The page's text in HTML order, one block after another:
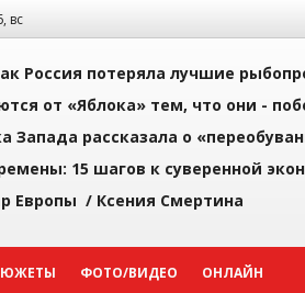
вс
Россия потеряла лучшие
от «Яблока» тем, что они -
Запада рассказала о
15 шагов к суверенной
Европы / Ксения Смертина
ФОТО/ВИДЕО ОНЛАЙН